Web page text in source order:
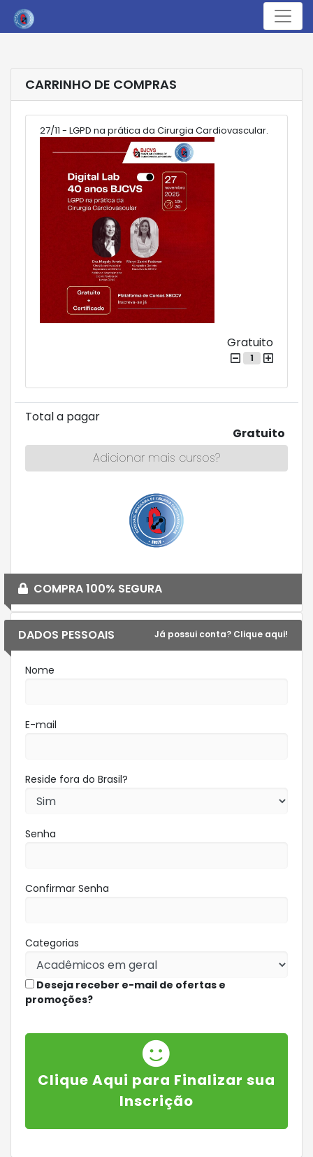
Menu
DADOS PESSOAIS Já possui conta? Clique aqui!
Nome
E-mail
Reside fora do Brasil?
Senha
Confirmar Senha
Categorias
Deseja receber e-mail de ofertas e
promoções?
Clique Aqui para Finalizar sua
Inscrição
CARRINHO DE COMPRAS
27/11 - LGPD na prática da Cirurgia Cardiovascular.
Gratuito
1
Total a pagar
Gratuito
Adicionar mais cursos?
COMPRA 100% SEGURA